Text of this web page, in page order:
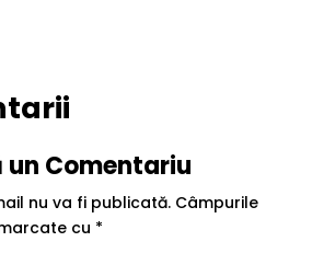
Comentariu
nu va fi publicată. Câmpurile
cu *